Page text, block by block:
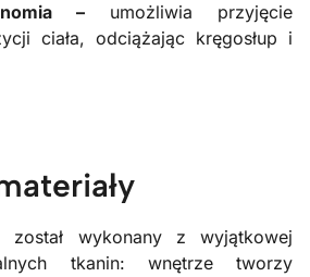
– umożliwia przyjęcie
ciała, odciążając kręgosłup i
został wykonany z wyjątkowej
tkanin: wnętrze tworzy